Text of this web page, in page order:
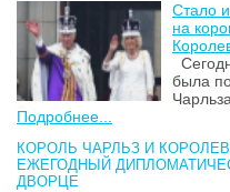
Стало
на
была
Подробнее...
КОРОЛЬ ЧАРЛЬЗ И
ЕЖЕГОДНЫЙ
ДВОРЦЕ